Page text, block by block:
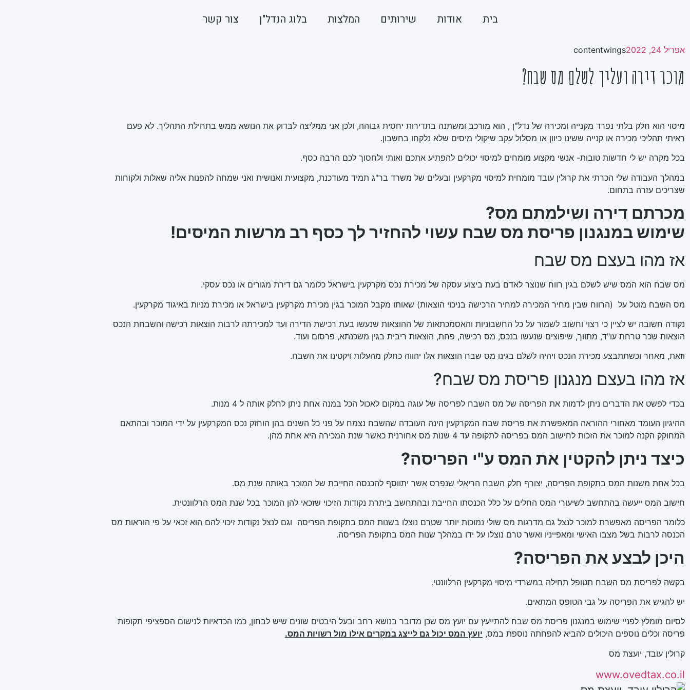
בית אודות שירותים המלצות בלוג הנדל"ן צור קשר
אפריל 24, 2022 contentwings
מוכר דירה ועליך לשלם מס שבח?
מיסוי הוא חלק בלתי נפרד מקנייה ומכירה של נדל"ן , הוא מורכב ומשתנה בתדירות יחסית גבוהה, ולכן אני ממליצה לבדוק את הנושא ממש בתחילת התהליך. לא פעם
ראיתי תהליכי מכירה או קנייה ששינו כיוון או מסלול עקב שיקולי מיסים שלא נלקחו בחשבון.
בכל מקרה יש לי חדשות טובות- אנשי מקצוע מומחים למיסוי יכולים להפתיע אתכם ואותי ולחסוך לכם הרבה כסף.
במהלך העבודה שלי הכרתי את קרולין עובד מומחית למיסוי מקרקעין ובעלים של משרד בר"ג תמיד מעודכנת, מקצועית ואנושית ואני שמחה להפנות אליה שאלות ולקוחות
שצריכים עזרה בתחום.
מכרתם דירה ושילמתם מס?
שימוש במנגנון פריסת מס שבח עשוי להחזיר לך כסף רב מרשות המיסים!
אז מהו בעצם מס שבח
מס שבח הוא המס שיש לשלם בגין רווח שנוצר לאדם בעת ביצוע עסקה של מכירת נכס מקרקעין בישראל כלומר גם דירת מגורים או נכס עסקי.
מס השבח מוטל על (הרווח שבין מחיר המכירה למחיר הרכישה בניכוי הוצאות) שאותו מקבל המוכר בגין מכירת מקרקעין בישראל או מכירת מניות באיגוד מקרקעין.
נקודה חשובה יש לציין כי רצוי וחשוב לשמור על כל החשבוניות והאסמכתאות של ההוצאות שנעשו בעת רכישת הדירה ועד למכירתה לרבות הוצאות רכישה והשבחת הנכס
הוצאות שכר טרחת עו"ד, מתווך, שיפוצים שנעשו בנכס, מס רכישה, פחת, הוצאות ריבית בגין משכנתא, פרסום ועוד.
וזאת, מאחר וכשתתבצע מכירת הנכס ויהיה לשלם בגינו מס שבח הוצאות אלו יהווה כחלק מהעלות ויקטינו את השבח.
אז מהו בעצם מנגנון פריסת מס שבח?
בכדי לפשט את הדברים ניתן לדמות את הפריסה של מס השבח לפריסה של עוגה במקום לאכול הכל במנה אחת ניתן לחלק אותה ל 4 מנות.
ההיגיון העומד מאחורי ההוראה המאפשרת את פריסת שבח המקרקעין הינה העובדה שהשבח נצמח על פני כל השנים בהן הוחזק נכס המקרקעין על ידי המוכר ובהתאם
המחוקק הקנה למוכר את הזכות לחישוב המס בפריסה לתקופה עד 4 שנות מס אחורנית כאשר שנת המכירה היא אחת מהן.
כיצד ניתן להקטין את המס ע"י הפריסה?
בכל אחת משנות המס בתקופת הפריסה, יצורף חלק השבח הריאלי שנפרס אשר יתווסף להכנסה החייבת של המוכר באותה שנת מס.
חישוב המס ייעשה בהתחשב לשיעורי המס החלים על כלל הכנסתו החייבת ובהתחשב ביתרת נקודות הזיכוי שזכאי להן המוכר בכל שנת המס הרלוונטית.
כלומר הפריסה מאפשרת למוכר לנצל גם מדרגות מס שולי נמוכות יותר שטרם נוצלו בשנות המס בתקופת הפריסה וגם לנצל נקודות זיכוי להם הוא זכאי על פי הוראות מס
הכנסה לרבות בשל מצבו האישי ומאפייניו ואשר טרם נוצלו על ידו במהלך שנות המס בתקופת הפריסה.
היכן לבצע את הפריסה?
בקשה לפריסת מס השבח תטופל תחילה במשרדי מיסוי מקרקעין הרלוונטי.
יש להגיש את הפריסה על גבי הטופס המתאים.
לסיום מומלץ לפניי שימוש במנגנון פריסת מס שבח להתייעץ עם יועץ מס שכן מדובר בנושא רחב ובעל היבטים שונים שיש לבחון, כמו הכדאיות לנישום הספציפי תקופות
פריסה וכלים נוספים היכולים להביא להפחתה נוספת במס, יועץ המס יכול גם לייצג במקרים אילו מול רשויות המס.
קרולין עובד, יועצת מס
www.ovedtax.co.il